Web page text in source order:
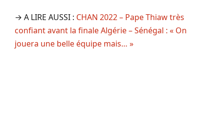
→ A LIRE AUSSI : CHAN 2022 – Pape Thiaw très
confiant avant la finale Algérie – Sénégal : « On
jouera une belle équipe mais… »